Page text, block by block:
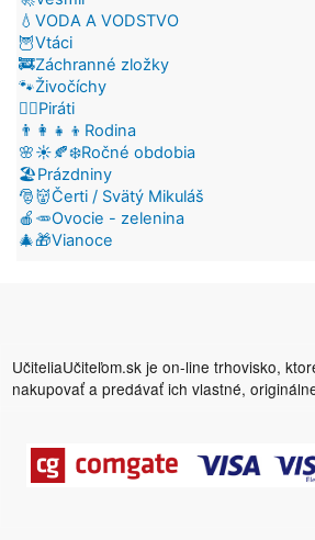
💧VODA A VODSTVO
🦉Vtáci
🚒Záchranné zložky
🐾Živočíchy
🏴‍☠️Piráti
👨‍👩‍👧‍👦Rodina
🌸☀️🍂❄️Ročné obdobia
🏖️Prázdniny
🎅👹Čerti / Svätý Mikuláš
🍎🥕Ovocie - zelenina
🎄🎁Vianoce
UčiteliaUčiteľom.sk je on-line trhovisko,
nakupovať a predávať ich vlastné,